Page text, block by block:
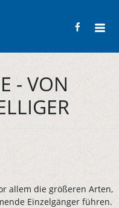
- VON
allem die größeren Arten,
Einzelgänger führen.